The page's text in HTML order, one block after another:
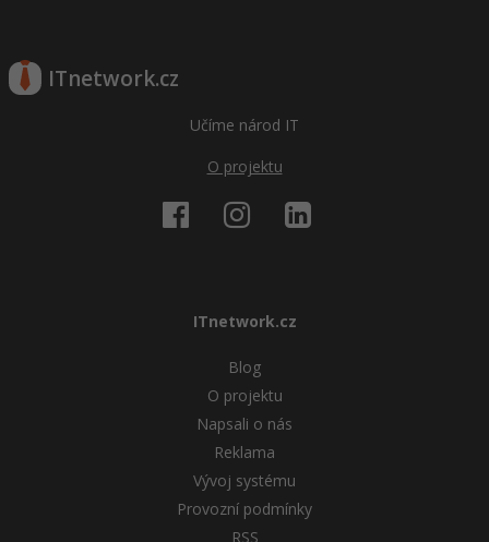
ITnetwork.cz
Učíme národ IT
O projektu
ITnetwork.cz
Blog
O projektu
Napsali o nás
Reklama
Vývoj systému
Provozní podmínky
RSS